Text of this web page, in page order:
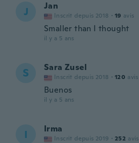
J Jan
Inscrit depuis 2018 · 19 avis
Smaller than I thought
il y a 5 ans
S Sara Zusel
Inscrit depuis 2018 · 120 avis
Buenos
il y a 5 ans
I Irma
Inscrit depuis 2019 · 252 avis